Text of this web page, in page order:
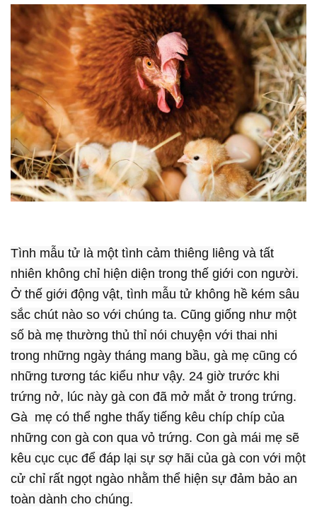
Tình mẫu tử là một tình cảm thiêng liêng và tất
nhiên không chỉ hiện diện trong thế giới con người.
Ở thế giới động vật, tình mẫu tử không hề kém sâu
sắc chút nào so với chúng ta. Cũng giống như một
số bà mẹ thường thủ thỉ nói chuyện với thai nhi
trong những ngày tháng mang bầu, gà mẹ cũng có
những tương tác kiểu như vậy. 24 giờ trước khi
trứng nở, lúc này gà con đã mở mắt ở trong trứng.
Gà mẹ có thể nghe thấy tiếng kêu chíp chíp của
những con gà con qua vỏ trứng. Con gà mái mẹ sẽ
kêu cục cục để đáp lại sự sợ hãi của gà con với một
cử chỉ rất ngọt ngào nhằm thể hiện sự đảm bảo an
toàn dành cho chúng.